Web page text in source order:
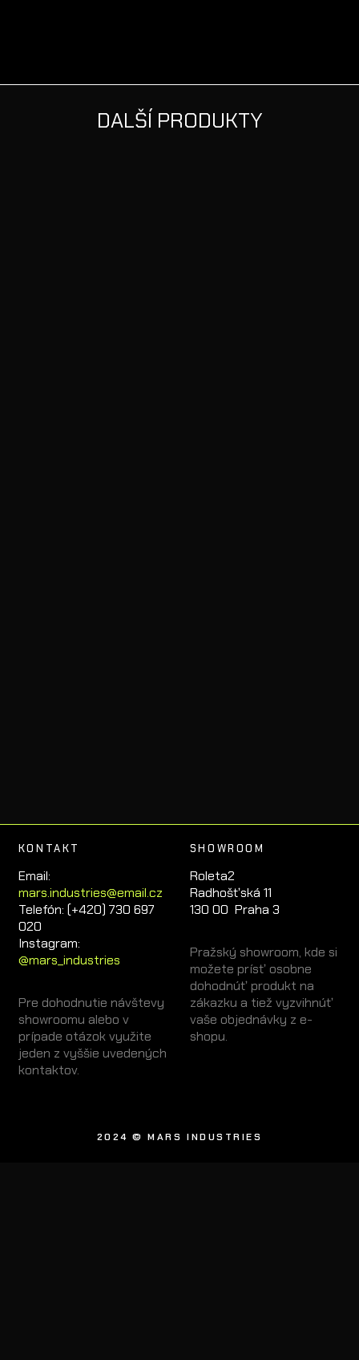
DALŠÍ PRODUKTY
KONTAKT
Email:
mars.industries@email.cz
Telefón: (+420) 730 697
020
Instagram:
@mars_industries
Pre dohodnutie návštevy
showroomu alebo v
prípade otázok využite
jeden z vyššie uvedených
kontaktov.
SHOWROOM
Roleta2
Radhošťská 11
130 00 Praha 3
Pražský showroom, kde si
možete prísť osobne
dohodnúť produkt na
zákazku a tiež vyzvihnúť
vaše objednávky z e-
shopu.
2024 © MARS INDUSTRIES